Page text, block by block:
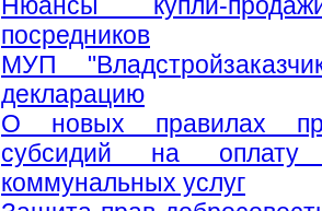
посредников
МУП
декларацию
О новых правилах
субсидий на
коммунальных услуг